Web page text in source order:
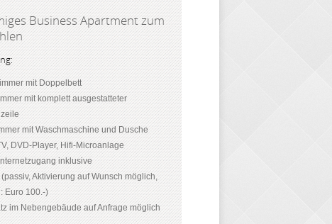
Business Apartment zum
mit Doppelbett
mit komplett ausgestatteter
mit Waschmaschine und Dusche
DVD-Player, Hifi-Microanlage
inklusive
Aktivierung auf Wunsch möglich,
Euro 100.-)
im Nebengebäude auf Anfrage möglich